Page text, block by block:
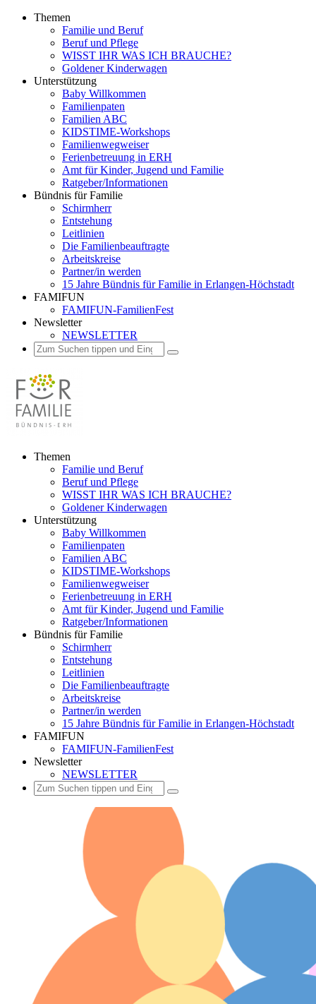
Themen
Familie und Beruf
Beruf und Pflege
WISST IHR WAS ICH BRAUCHE?
Goldener Kinderwagen
Unterstützung
Baby Willkommen
Familienpaten
Familien ABC
KIDSTIME-Workshops
Familienwegweiser
Ferienbetreuung in ERH
Amt für Kinder, Jugend und Familie
Ratgeber/Informationen
Bündnis für Familie
Schirmherr
Entstehung
Leitlinien
Die Familienbeauftragte
Arbeitskreise
Partner/in werden
15 Jahre Bündnis für Familie in Erlangen-Höchstadt
FAMIFUN
FAMIFUN-FamilienFest
Newsletter
NEWSLETTER
Suchen
Suchen
nach:
Suchen
Zum
Themen
Familie und Beruf
Beruf und Pflege
WISST IHR WAS ICH BRAUCHE?
Goldener Kinderwagen
Unterstützung
Baby Willkommen
Familienpaten
Familien ABC
KIDSTIME-Workshops
Familienwegweiser
Ferienbetreuung in ERH
Amt für Kinder, Jugend und Familie
Ratgeber/Informationen
Bündnis für Familie
Schirmherr
Entstehung
Leitlinien
Die Familienbeauftragte
Arbeitskreise
Partner/in werden
15 Jahre Bündnis für Familie in Erlangen-Höchstadt
FAMIFUN
FAMIFUN-FamilienFest
Newsletter
NEWSLETTER
Suchen
Suchen
nach:
Suchen